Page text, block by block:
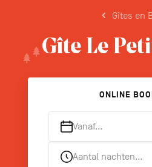
FR
Gîtes en
Gîte Le
ONLINE
Vanaf…
Aantal nachten…